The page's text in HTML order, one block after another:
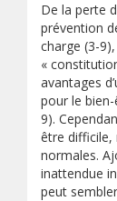
De la perte
prévention
charge (3-
«
avantages
pour le
9).
être difficile,
normales.
inattendue
peut